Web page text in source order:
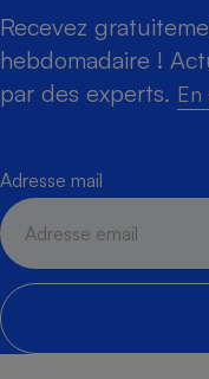
Recevez
hebdomadaire !
par des experts. En
Adresse mail